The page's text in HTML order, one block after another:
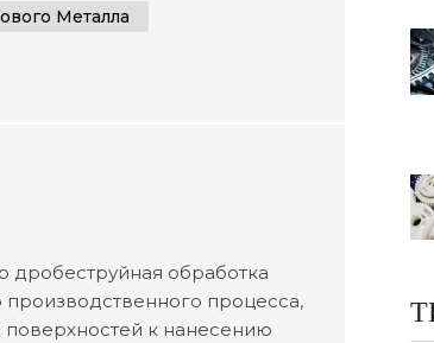
Металла
дробеструйная обработка
процесса,
поверхностей к нанесению